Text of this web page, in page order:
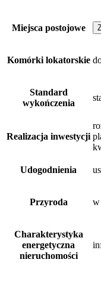
Miejsca postojowe
Komórki lokatorskie
Standard
wykończenia
Realizacja inwestycji
Udogodnienia
Przyroda w
Charakterystyka
energetyczna
nieruchomości